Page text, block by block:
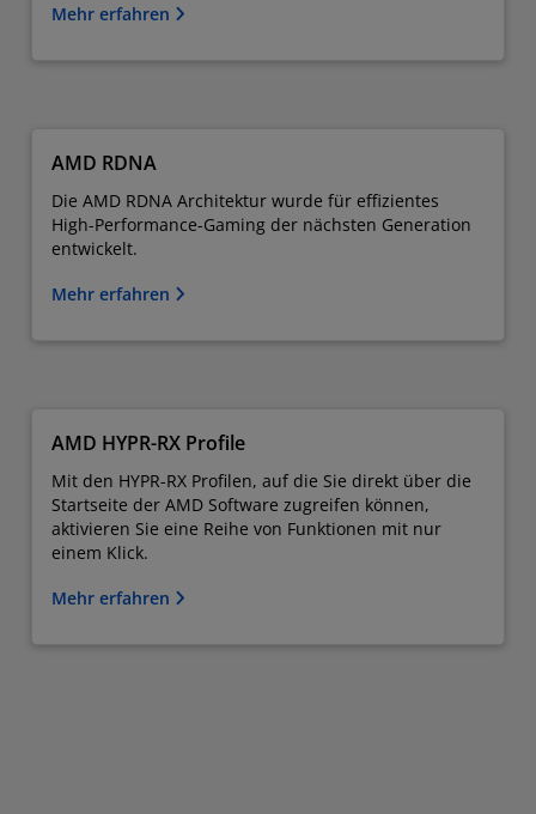
Mehr erfahren
AMD RDNA
Die AMD RDNA Architektur wurde für effizientes
High-Performance-Gaming der nächsten Generation
entwickelt.
Mehr erfahren
AMD HYPR-RX Profile
Mit den HYPR-RX Profilen, auf die Sie direkt über die
Startseite der AMD Software zugreifen können,
aktivieren Sie eine Reihe von Funktionen mit nur
einem Klick.
Mehr erfahren